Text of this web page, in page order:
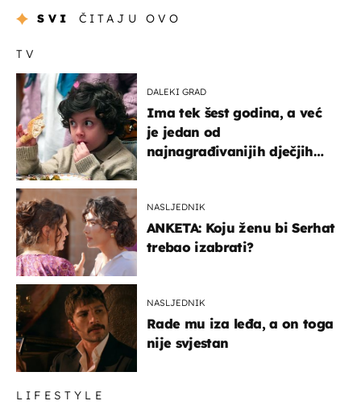
SVI ČITAJU OVO
TV
DALEKI GRAD
Ima tek šest godina, a već
je jedan od
najnagrađivanijih dječjih
NASLJEDNIK
ANKETA: Koju ženu bi Serhat
trebao izabrati?
NASLJEDNIK
Rade mu iza leđa, a on toga
nije svjestan
LIFESTYLE